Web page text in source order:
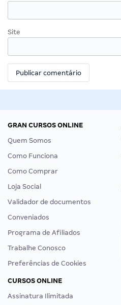
Site
GRAN CURSOS ONLINE
Quem Somos
Como Funciona
Como Comprar
Loja Social
Validador de documentos
Conveniados
Programa de Afiliados
Trabalhe Conosco
Preferências de Cookies
CURSOS ONLINE
Assinatura Ilimitada